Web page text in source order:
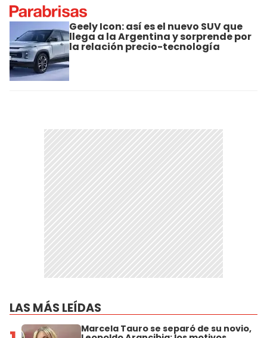
Geely Icon: así es el nuevo SUV que
llega a la Argentina y sorprende por
la relación precio-tecnología
LAS MÁS LEÍDAS
Marcela Tauro se separó de su novio,